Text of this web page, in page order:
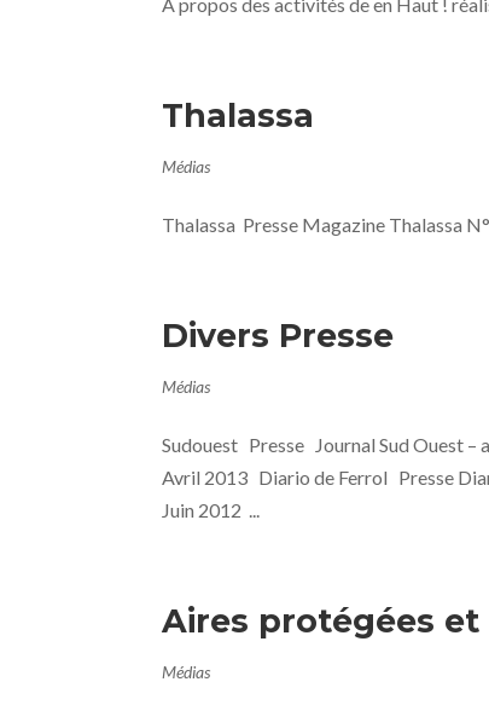
Thalassa
Médias
Thalassa Presse Magazine Thalassa
Divers Presse
Médias
Sudouest Presse Journal Sud Ouest
Avril 2013 Diario de Ferrol Presse
Juin 2012 ...
Aires protégées
Médias